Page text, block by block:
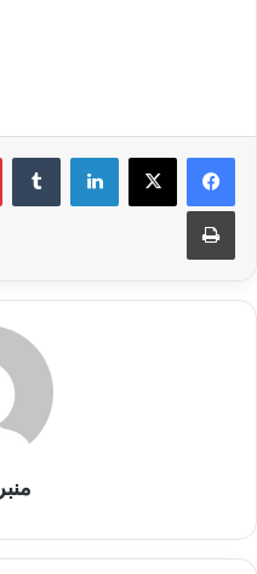
لينكدإن
طباعة